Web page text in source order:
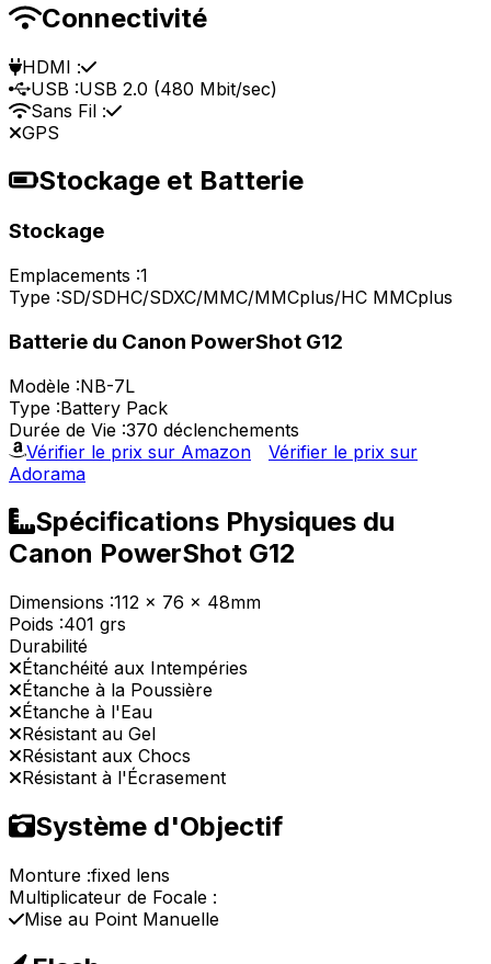
Connectivité
HDMI :
USB :USB 2.0 (480 Mbit/sec)
Sans Fil :
GPS
Stockage et Batterie
Stockage
Emplacements :1
Type :SD/SDHC/SDXC/MMC/MMCplus/HC MMCplus
Batterie du Canon PowerShot G12
Modèle :NB-7L
Type :Battery Pack
Durée de Vie :370 déclenchements
Vérifier le prix sur Amazon
Vérifier le prix sur
Adorama
Spécifications Physiques du
Canon PowerShot G12
Dimensions :112 x 76 x 48mm
Poids :401 grs
Durabilité
Étanchéité aux Intempéries
Étanche à la Poussière
Étanche à l'Eau
Résistant au Gel
Résistant aux Chocs
Résistant à l'Écrasement
Système d'Objectif
Monture :fixed lens
Multiplicateur de Focale :
Mise au Point Manuelle